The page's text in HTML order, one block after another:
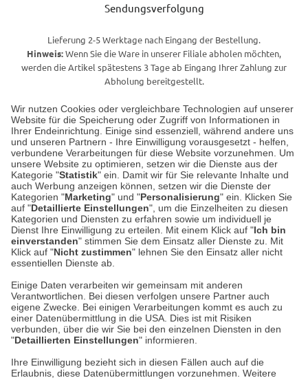
Wir nutzen Cookies oder vergleichbare Technologien auf unserer
Website für die Speicherung oder Zugriff von Informationen in
Ihrer Endeinrichtung. Einige sind essenziell, während andere uns
und unseren Partnern - Ihre Einwilligung vorausgesetzt - helfen,
verbundene Verarbeitungen für diese Website vorzunehmen. Um
unsere Website zu optimieren, setzen wir die Dienste aus der
Kategorie "Statistik" ein. Damit wir für Sie relevante Inhalte und
auch Werbung anzeigen können, setzen wir die Dienste der
Kategorien "Marketing" und "Personalisierung" ein. Klicken Sie
auf "Detaillierte Einstellungen", um die Einzelheiten zu diesen
Kategorien und Diensten zu erfahren sowie um individuell je
Dienst Ihre Einwilligung zu erteilen. Mit einem Klick auf "Ich bin
einverstanden" stimmen Sie dem Einsatz aller Dienste zu. Mit
Klick auf "Nicht zustimmen" lehnen Sie den Einsatz aller nicht
essentiellen Dienste ab.
Einige Daten verarbeiten wir gemeinsam mit anderen
Verantwortlichen. Bei diesen verfolgen unsere Partner auch
eigene Zwecke. Bei einigen Verarbeitungen kommt es auch zu
einer Datenübermittlung in die USA. Dies ist mit Risiken
verbunden, über die wir Sie bei den einzelnen Diensten in den
"Detaillierten Einstellungen" informieren.
Ihre Einwilligung bezieht sich in diesen Fällen auch auf die
Erlaubnis, diese Datenübermittlungen vorzunehmen. Weitere
Sendungsverfolgung
Lieferung 2-5 Werktage nach Eingang der Bestellung.
Hinweis:Wenn Sie die Ware in unserer Filiale abholen möchten,
werden die Artikel spätestens 3 Tage ab Eingang Ihrer Zahlung zur
Abholung bereitgestellt.
Unser Geschäft in Meckenheim
Auf dem Steinbüchel 6
53340 Meckenheim
Montag bis Samstag 9:00 Uhr bis 18:00 Uhr
weitere Information
Hier finden Sie uns im Netz
Kontakt
Umwelt und Entsorgung
Cookie-Einstellungen in Ihrem Browser